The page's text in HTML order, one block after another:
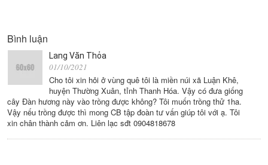
Bình luận
Lang Văn Thỏa
01/10/2021
Cho tôi xin hỏi ở vùng quê tôi là miền núi xã Luận Khê,
huyện Thường Xuân, tỉnh Thanh Hóa. Vậy có đưa giống
cây Đàn hương này vào trồng được không? Tôi muốn trồng thử 1ha.
Vậy nếu trồng được thì mong CB tập đoàn tư vấn giúp tôi với ạ. Tôi
xin chân thành cảm ơn. Liên lạc sđt 0904818678